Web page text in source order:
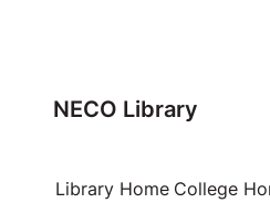
NECO Library
Library Home College